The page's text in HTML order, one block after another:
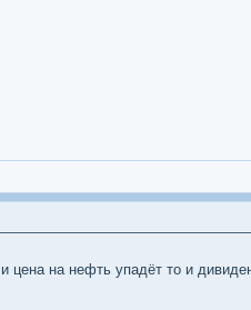
на нефть упадёт то и